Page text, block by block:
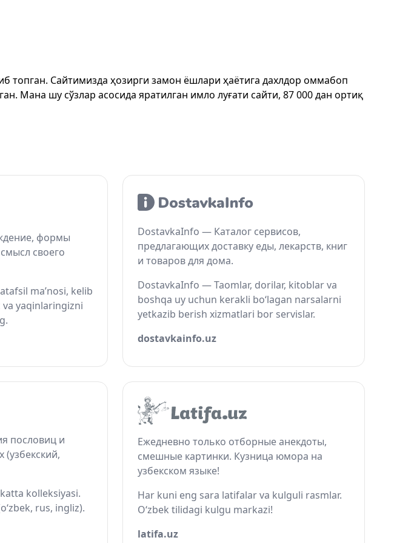
топган. Сайтимизда ҳозирги замон ёшлари ҳаётига дахлдор оммабоп
Мана шу сўзлар асосида яратилган имло луғати сайти, 87 000 дан ортиқ
формы
своего
ma’nosi, kelib
va yaqinlaringizni
DostavkaInfo — Каталог сервисов,
предлагающих доставку еды, лекарств, книг
и товаров для дома.
DostavkaInfo — Taomlar, dorilar, kitoblar va
boshqa uy uchun kerakli bo‘lagan narsalarni
yetkazib berish xizmatlari bor servislar.
dostavkainfo.uz
пословиц и
(узбекский,
kolleksiyasi.
rus, ingliz).
Ежедневно только отборные анекдоты,
смешные картинки. Кузница юмора на
узбекском языке!
Har kuni eng sara latifalar va kulguli rasmlar.
O‘zbek tilidagi kulgu markazi!
latifa.uz